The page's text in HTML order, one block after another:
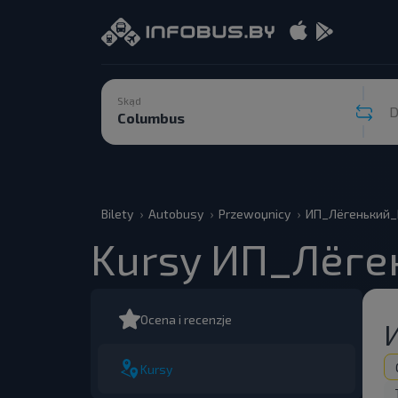
Skąd
Bilety Autobusy Przewoџnicy
Kursy
Ocena i recenzje
Kursy